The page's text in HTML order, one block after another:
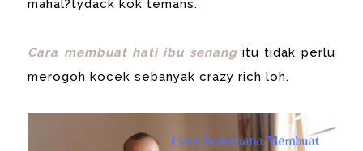
mahal?tydack kok temans.
Cara membuat hati ibu senangitu tidak perlu
merogoh kocek sebanyak crazy rich loh.